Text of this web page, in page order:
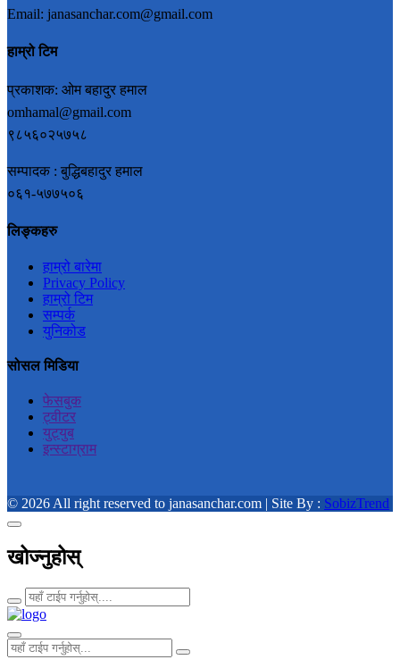
Email: janasanchar.com@gmail.com
हाम्रो टिम
प्रकाशक: ओम बहादुर हमाल
omhamal@gmail.com
९८५६०२५७५८
सम्पादक : बुद्धिबहादुर हमाल
०६१-५७७५०६
लिङ्कहरु
हाम्रो बारेमा
Privacy Policy
हाम्रो टिम
सम्पर्क
युनिकोड
सोसल मिडिया
फेसबुक
ट्वीटर
युट्युब
इन्स्टाग्राम
© 2026 All right reserved to janasanchar.com | Site By : SobizTrend
खोज्नुहोस्